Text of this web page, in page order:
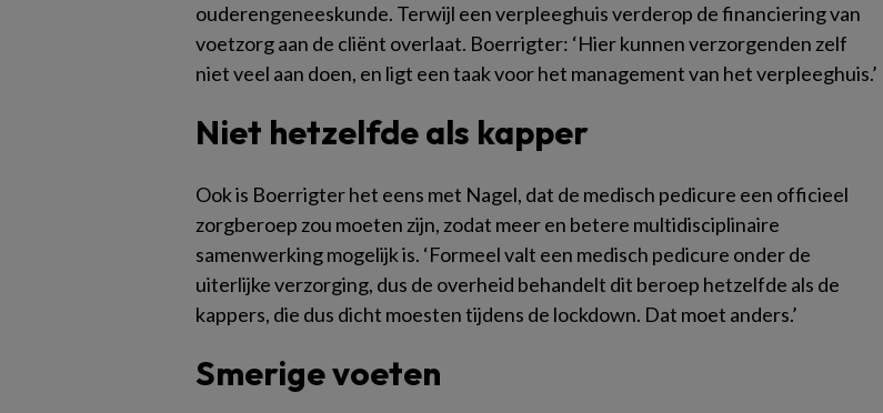
ouderengeneeskunde. Terwijl een verpleeghuis verderop de financiering van
voetzorg aan de cliënt overlaat. Boerrigter: ‘Hier kunnen verzorgenden zelf
niet veel aan doen, en ligt een taak voor het management van het verpleeghuis.’
Niet hetzelfde als kapper
Ook is Boerrigter het eens met Nagel, dat de medisch pedicure een officieel
zorgberoep zou moeten zijn, zodat meer en betere multidisciplinaire
samenwerking mogelijk is. ‘Formeel valt een medisch pedicure onder de
uiterlijke verzorging, dus de overheid behandelt dit beroep hetzelfde als de
kappers, die dus dicht moesten tijdens de lockdown. Dat moet anders.’
Smerige voeten